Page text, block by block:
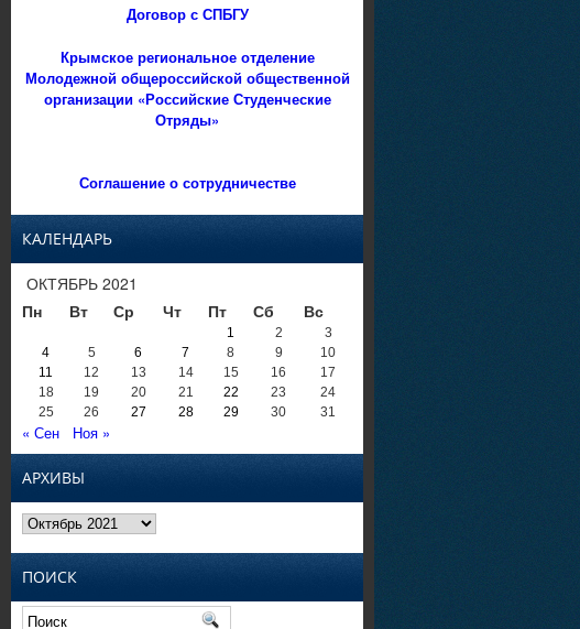
Договор с СПБГУ
Крымское региональное отделение
Молодежной общероссийской общественной
организации «Российские Студенческие
Отряды»
Соглашение о сотрудничестве
КАЛЕНДАРЬ
ОКТЯБРЬ 2021
Пн
Вт Ср Чт Пт Сб Вс
1 2
3
4
5 6 7 8 9
10
11
12 13 14 15 16
17
18
19 20 21 22 23
24
25
26 27 28 29 30 31
« Сен Ноя »
АРХИВЫ
Архивы
ПОИСК